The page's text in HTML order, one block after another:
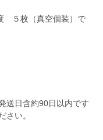
５枚（真空個装）で
送日含約90日以内です